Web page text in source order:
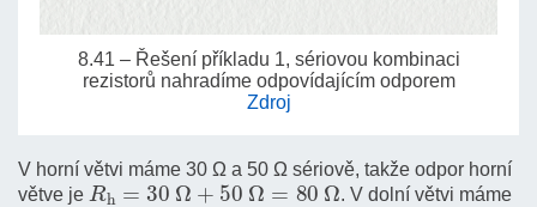
8.41 – Řešení příkladu 1, sériovou kombinaci
rezistorů nahradíme odpovídajícím odporem
Zdroj
V horní větvi máme 30 Ω a 50 Ω sériově, takže odpor horní
větve je
Rh=30 Ω+50 Ω =80 Ω
. V dolní větvi máme